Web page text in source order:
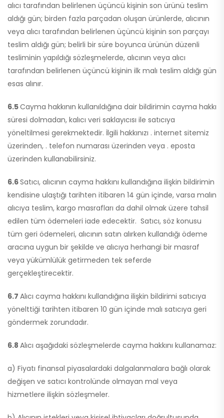
alıcı tarafından belirlenen üçüncü kişinin son ürünü teslim
aldığı gün; birden fazla parçadan oluşan ürünlerde, alıcının
veya alıcı tarafından belirlenen üçüncü kişinin son parçayı
teslim aldığı gün; belirli bir süre boyunca ürünün düzenli
tesliminin yapıldığı sözleşmelerde, alıcının veya alıcı
tarafından belirlenen üçüncü kişinin ilk malı teslim aldığı gün
esas alınır.
6.5Cayma hakkının kullanıldığına dair bildirimin cayma hakkı
süresi dolmadan, kalıcı veri saklayıcısı ile satıcıya
yöneltilmesi gerekmektedir. İlgili hakkınızı . internet sitemiz
üzerinden, . telefon numarası üzerinden veya . eposta
üzerinden kullanabilirsiniz.
6.6Satıcı, alıcının cayma hakkını kullandığına ilişkin bildirimin
kendisine ulaştığı tarihten itibaren 14 gün içinde, varsa malın
alıcıya teslim, kargo masrafları da dahil olmak üzere tahsil
edilen tüm ödemeleri iade edecektir. Satıcı, söz konusu
tüm geri ödemeleri, alıcının satın alırken kullandığı ödeme
aracına uygun bir şekilde ve alıcıya herhangi bir masraf
veya yükümlülük getirmeden tek seferde
gerçekleştirecektir.
6.7 Alıcı cayma hakkını kullandığına ilişkin bildirimi satıcıya
yönelttiği tarihten itibaren 10 gün içinde malı satıcıya geri
göndermek zorundadır.
6.8 Alıcı aşağıdaki sözleşmelerde cayma hakkını kullanamaz:
a) Fiyatı finansal piyasalardaki dalgalanmalara bağlı olarak
değişen ve satıcı kontrolünde olmayan mal veya
hizmetlere ilişkin sözleşmeler.